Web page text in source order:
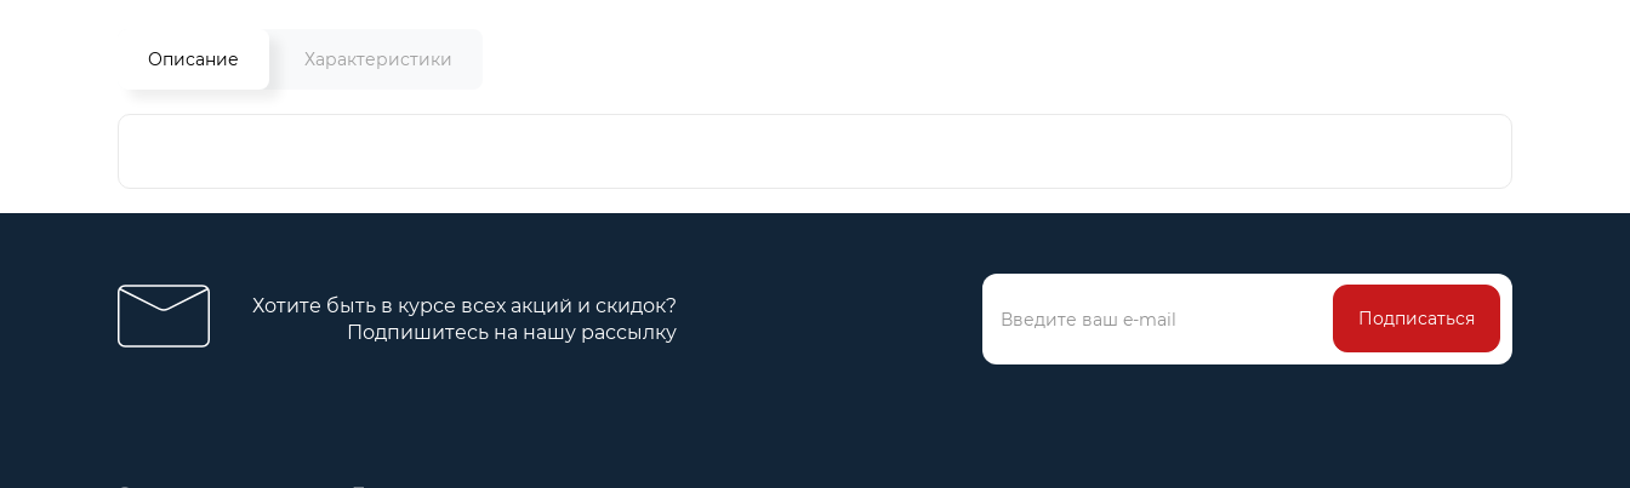
Описание Характеристики
Хотите быть в курсе всех акций и скидок?
Подпишитесь на нашу рассылку
Подписаться